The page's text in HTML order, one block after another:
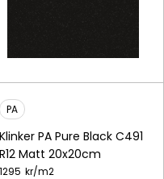
PA
Klinker PA Pure Black C491
R12 Matt 20x20cm
1295 kr/m2